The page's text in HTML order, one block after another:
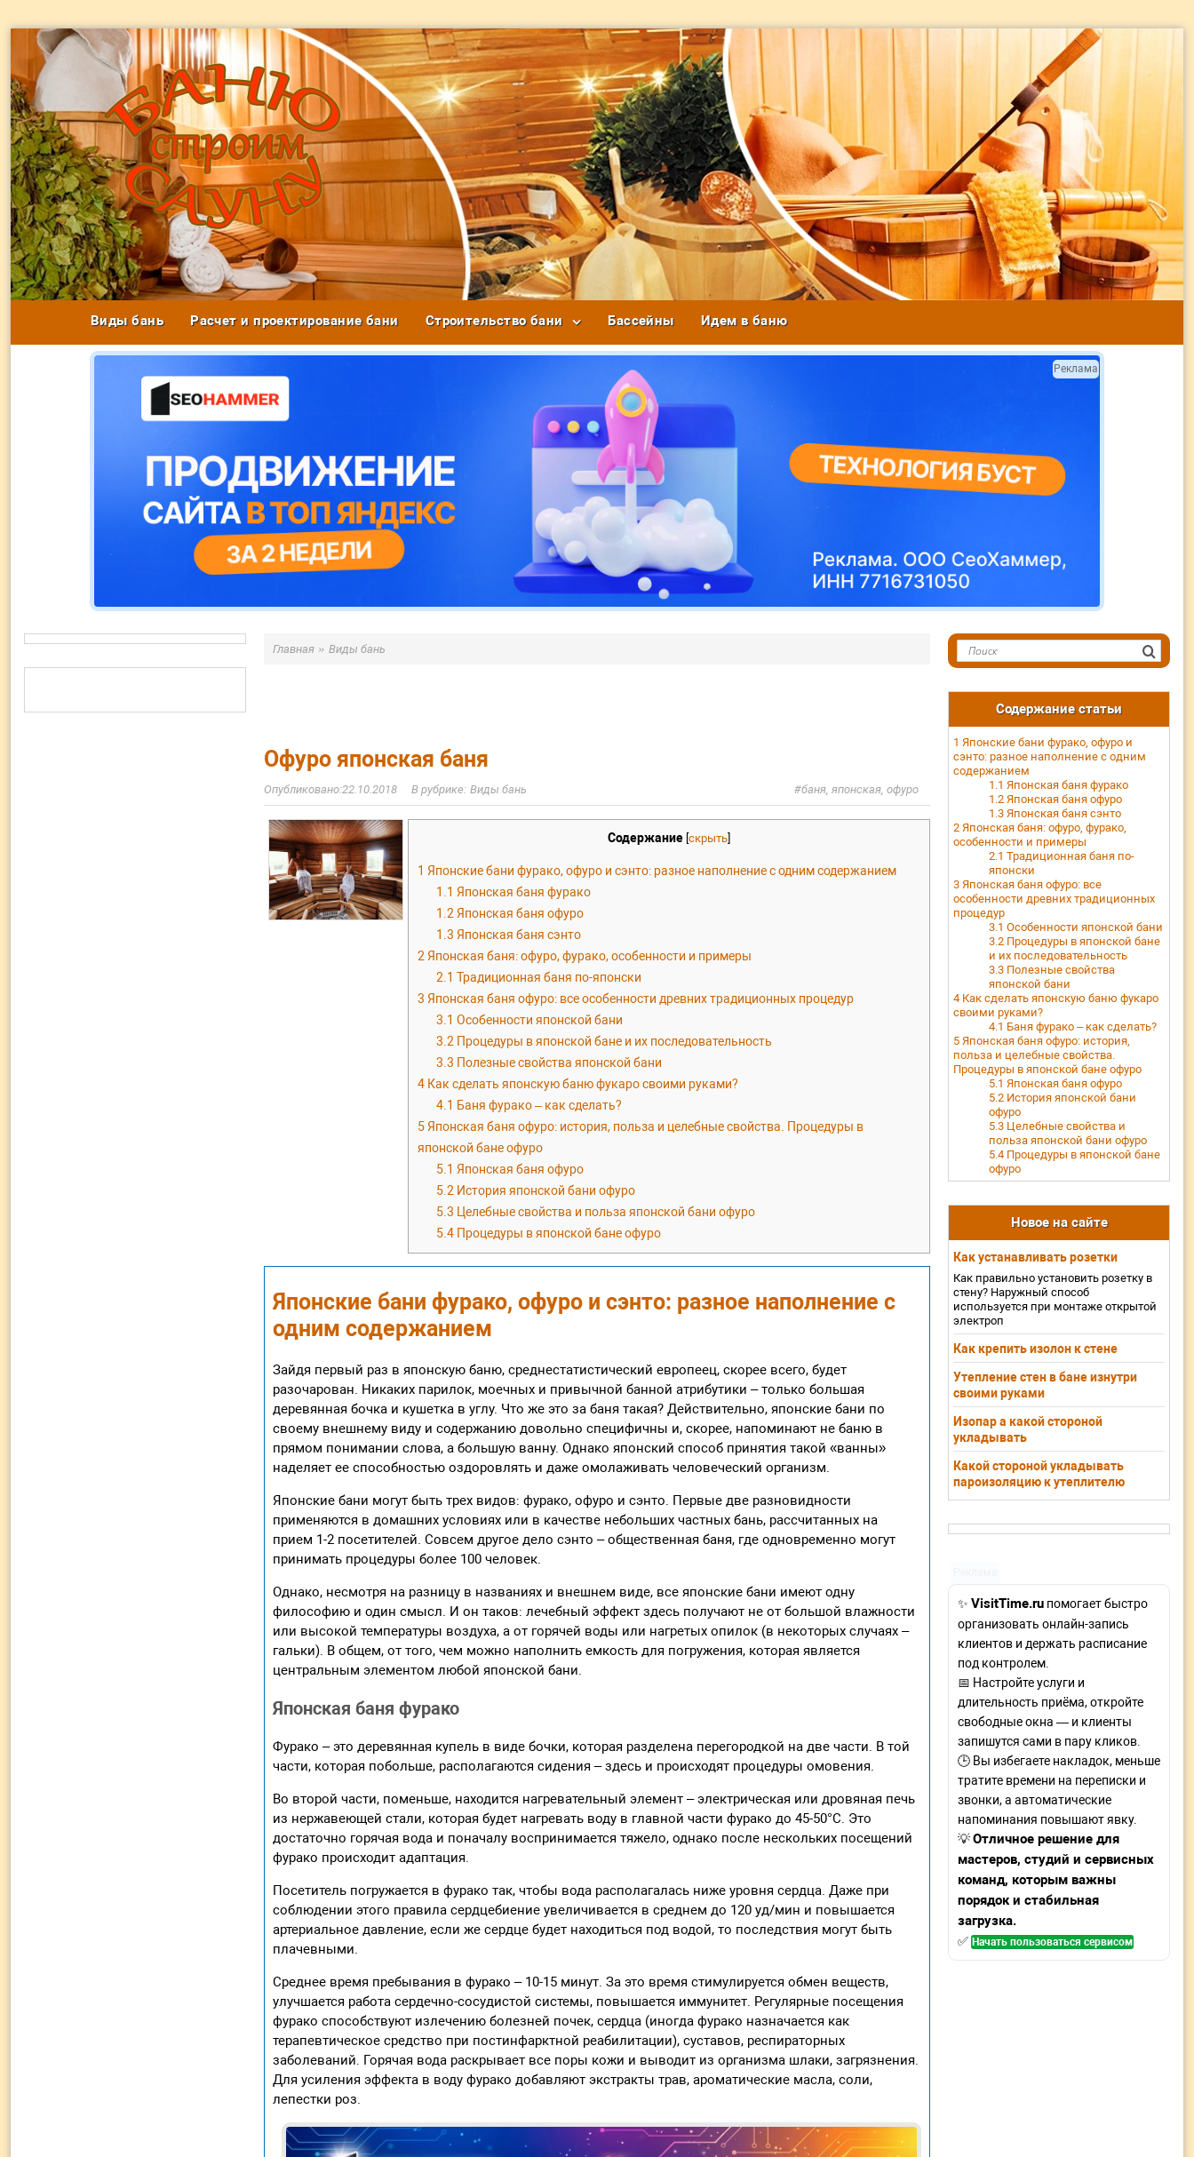
Виды бань Расчет и проектирование бани Строительство бани Бассейны Идем в баню
Реклама
Главная » Виды бань
Офуро японская баня
22.10.2018 Виды бань баня, японская, офуро
Содержание [скрыть]
1 Японские бани фурако, офуро и сэнто: разное наполнение с одним содержанием
1.1 Японская баня фурако
1.2 Японская баня офуро
1.3 Японская баня сэнто
2 Японская баня: офуро, фурако, особенности и примеры
2.1 Традиционная баня по-японски
3 Японская баня офуро: все особенности древних традиционных процедур
3.1 Особенности японской бани
3.2 Процедуры в японской бане и их последовательность
3.3 Полезные свойства японской бани
4 Как сделать японскую баню фукаро своими руками?
4.1 Баня фурако – как сделать?
5 Японская баня офуро: история, польза и целебные свойства. Процедуры в
японской бане офуро
5.1 Японская баня офуро
5.2 История японской бани офуро
5.3 Целебные свойства и польза японской бани офуро
5.4 Процедуры в японской бане офуро
Японские бани фурако, офуро и сэнто: разное наполнение с
одним содержанием
Зайдя первый раз в японскую баню, среднестатистический европеец, скорее всего, будет
разочарован. Никаких парилок, моечных и привычной банной атрибутики – только большая
деревянная бочка и кушетка в углу. Что же это за баня такая? Действительно, японские бани по
своему внешнему виду и содержанию довольно специфичны и, скорее, напоминают не баню в
прямом понимании слова, а большую ванну. Однако японский способ принятия такой «ванны»
наделяет ее способностью оздоровлять и даже омолаживать человеческий организм.
Японские бани могут быть трех видов: фурако, офуро и сэнто. Первые две разновидности
применяются в домашних условиях или в качестве небольших частных бань, рассчитанных на
прием 1-2 посетителей. Совсем другое дело сэнто – общественная баня, где одновременно могут
принимать процедуры более 100 человек.
Однако, несмотря на разницу в названиях и внешнем виде, все японские бани имеют одну
философию и один смысл. И он таков: лечебный эффект здесь получают не от большой влажности
или высокой температуры воздуха, а от горячей воды или нагретых опилок (в некоторых случаях –
гальки). В общем, от того, чем можно наполнить емкость для погружения, которая является
центральным элементом любой японской бани.
Японская баня фурако
Фурако – это деревянная купель в виде бочки, которая разделена перегородкой на две части. В той
части, которая побольше, располагаются сидения – здесь и происходят процедуры омовения.
Во второй части, поменьше, находится нагревательный элемент – электрическая или дровяная печь
из нержавеющей стали, которая будет нагревать воду в главной части фурако до 45-50°С. Это
достаточно горячая вода и поначалу воспринимается тяжело, однако после нескольких посещений
фурако происходит адаптация.
Посетитель погружается в фурако так, чтобы вода располагалась ниже уровня сердца. Даже при
соблюдении этого правила сердцебиение увеличивается в среднем до 120 уд/мин и повышается
артериальное давление, если же сердце будет находиться под водой, то последствия могут быть
плачевными.
Среднее время пребывания в фурако – 10-15 минут. За это время стимулируется обмен веществ,
улучшается работа сердечно-сосудистой системы, повышается иммунитет. Регулярные посещения
фурако способствуют излечению болезней почек, сердца (иногда фурако назначается как
терапевтическое средство при постинфарктной реабилитации), суставов, респираторных
заболеваний. Горячая вода раскрывает все поры кожи и выводит из организма шлаки, загрязнения.
Для усиления эффекта в воду фурако добавляют экстракты трав, ароматические масла, соли,
лепестки роз.
Содержание статьи
1 Японские бани фурако, офуро и
сэнто: разное наполнение с одним
содержанием
1.1 Японская баня фурако
1.2 Японская баня офуро
1.3 Японская баня сэнто
2 Японская баня: офуро, фурако,
особенности и примеры
2.1 Традиционная баня по-
японски
3 Японская баня офуро: все
особенности древних традиционных
процедур
3.1 Особенности японской бани
3.2 Процедуры в японской бане
и их последовательность
3.3 Полезные свойства
японской бани
4 Как сделать японскую баню фукаро
своими руками?
4.1 Баня фурако – как сделать?
5 Японская баня офуро: история,
польза и целебные свойства.
Процедуры в японской бане офуро
5.1 Японская баня офуро
5.2 История японской бани
офуро
5.3 Целебные свойства и
польза японской бани офуро
5.4 Процедуры в японской бане
офуро
Новое на сайте
Как устанавливать розетки
Как правильно установить розетку в
стену? Наружный способ
используется при монтаже открытой
электроп
Как крепить изолон к стене
Утепление стен в бане изнутри
своими руками
Изопар а какой стороной
укладывать
Какой стороной укладывать
пароизоляцию к утеплителю
✨ VisitTime.ru помогает быстро
организовать онлайн-запись
клиентов и держать расписание
под контролем.
📅 Настройте услуги и
длительность приёма, откройте
свободные окна — и клиенты
запишутся сами в пару кликов.
🕒 Вы избегаете накладок, меньше
тратите времени на переписки и
звонки, а автоматические
напоминания повышают явку.
💡Отличное решение для
мастеров, студий и сервисных
команд, которым важны
порядок и стабильная
загрузка.
✅ Начать пользоваться сервисом